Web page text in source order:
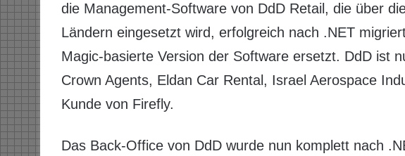
die Management-Software von DdD Retail, die über
Ländern eingesetzt wird, erfolgreich nach .NET
Magic-basierte Version der Software ersetzt. DdD ist
Crown Agents, Eldan Car Rental, Israel Aerospace
Kunde von Firefly.
Das Back-Office von DdD wurde nun komplett nach